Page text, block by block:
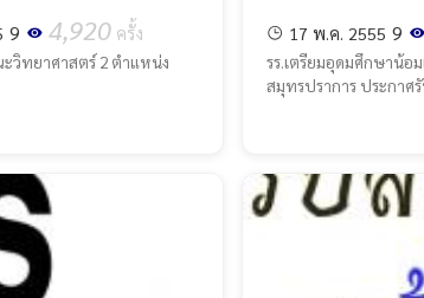
9 4,920 ครั้ง
วิทยาศาสตร์ 2 ตำแหน่ง
17 พ.ค. 2555 9
รร.เตรียมอุดมศึกษาน้อ
สมุทรปราการ ประกาศ